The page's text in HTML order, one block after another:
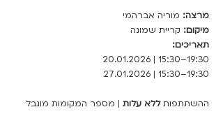
מרצה: מוריה אברהמי
מיקום: קריית שמונה
תאריכים:
20.01.2026 | 15:30–19:30
27.01.2026 | 15:30–19:30
ההשתתפות ללא עלות | מספר המקומות מוגבל